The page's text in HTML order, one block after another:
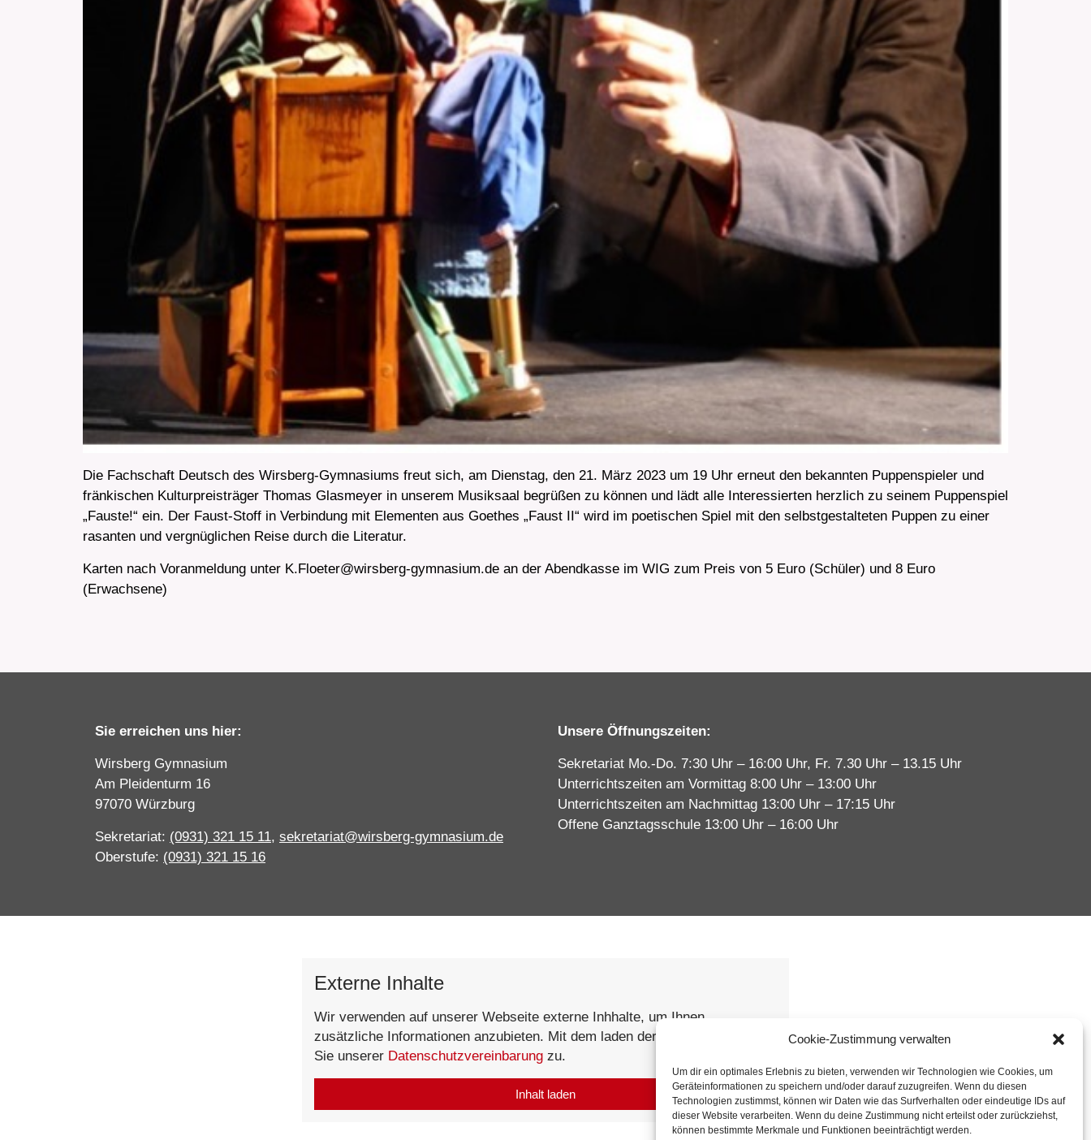
Cookie-Zustimmung verwalten
Um dir ein optimales Erlebnis zu bieten, verwenden wir Technologien wie Cookies, um
Geräteinformationen zu speichern und/oder darauf zuzugreifen. Wenn du diesen
Technologien zustimmst, können wir Daten wie das Surfverhalten oder eindeutige IDs auf
dieser Website verarbeiten. Wenn du deine Zustimmung nicht erteilst oder zurückziehst,
können bestimmte Merkmale und Funktionen beeinträchtigt werden.
Die Fachschaft Deutsch des Wirsberg-Gymnasiums freut sich, am Dienstag, den 21. März 2023 um 19 Uhr erneut den bekannten Puppenspieler und
fränkischen Kulturpreisträger Thomas Glasmeyer in unserem Musiksaal begrüßen zu können und lädt alle Interessierten herzlich zu seinem Puppenspiel
„Fauste!“ ein. Der Faust-Stoff in Verbindung mit Elementen aus Goethes „Faust II“ wird im poetischen Spiel mit den selbstgestalteten Puppen zu einer
rasanten und vergnüglichen Reise durch die Literatur.
Karten nach Voranmeldung unter K.Floeter@wirsberg-gymnasium.de an der Abendkasse im WIG zum Preis von 5 Euro (Schüler) und 8 Euro
(Erwachsene)
Sie erreichen uns hier:
Wirsberg Gymnasium
Am Pleidenturm 16
97070 Würzburg
Sekretariat: (0931) 321 15 11, sekretariat@wirsberg-gymnasium.de
Oberstufe: (0931) 321 15 16
Unsere Öffnungszeiten:
Sekretariat Mo.-Do. 7:30 Uhr – 16:00 Uhr, Fr. 7.30 Uhr – 13.15 Uhr
Unterrichtszeiten am Vormittag 8:00 Uhr – 13:00 Uhr
Unterrichtszeiten am Nachmittag 13:00 Uhr – 17:15 Uhr
Offene Ganztagsschule 13:00 Uhr – 16:00 Uhr
Externe Inhalte
Wir verwenden auf unserer Webseite externe Inhhalte, um Ihnen
zusätzliche Informationen anzubieten. Mit dem laden der Inhalte stimmen
Sie unserer Datenschutzvereinbarung zu.
Inhalt laden